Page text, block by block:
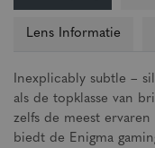
Lens Informatie
Inexplicably subtle –
als de topklasse van
zelfs de meest
biedt de Enigma